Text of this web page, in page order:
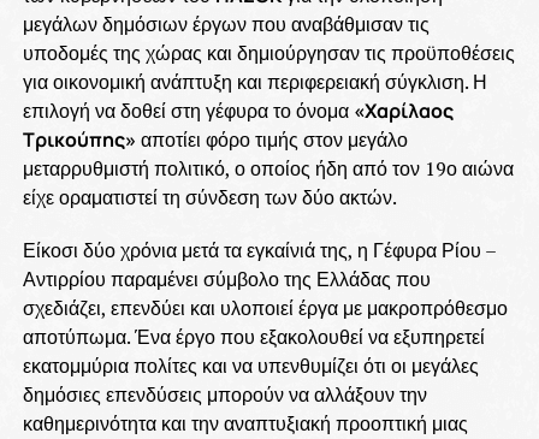
μεγάλων δημόσιων έργων που αναβάθμισαν τις
υποδομές της χώρας και δημιούργησαν τις προϋποθέσεις
για οικονομική ανάπτυξη και περιφερειακή σύγκλιση. Η
επιλογή να δοθεί στη γέφυρα το όνομα «Χαρίλαος
Τρικούπης» αποτίει φόρο τιμής στον μεγάλο
μεταρρυθμιστή πολιτικό, ο οποίος ήδη από τον 19ο αιώνα
είχε οραματιστεί τη σύνδεση των δύο ακτών.
Είκοσι δύο χρόνια μετά τα εγκαίνιά της, η Γέφυρα Ρίου –
Αντιρρίου παραμένει σύμβολο της Ελλάδας που
σχεδιάζει, επενδύει και υλοποιεί έργα με μακροπρόθεσμο
αποτύπωμα. Ένα έργο που εξακολουθεί να εξυπηρετεί
εκατομμύρια πολίτες και να υπενθυμίζει ότι οι μεγάλες
δημόσιες επενδύσεις μπορούν να αλλάξουν την
καθημερινότητα και την αναπτυξιακή προοπτική μιας